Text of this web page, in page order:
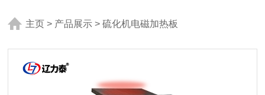
主页 > 产品展示 >硫化机电磁加热板